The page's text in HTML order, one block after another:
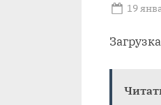
Posted
19